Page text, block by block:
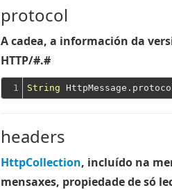
protocol
A cadea, a información da
HTTP/#.#
1 String
headers
HttpCollection, incluído na
mensaxes, propiedade de só